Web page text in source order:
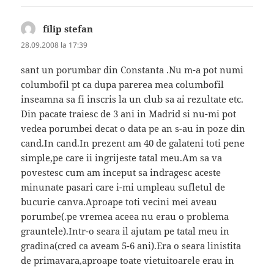
filip stefan
28.09.2008 la 17:39
sant un porumbar din Constanta .Nu m-a pot numi
columbofil pt ca dupa parerea mea columbofil
inseamna sa fi inscris la un club sa ai rezultate etc.
Din pacate traiesc de 3 ani in Madrid si nu-mi pot
vedea porumbei decat o data pe an s-au in poze din
cand.In cand.In prezent am 40 de galateni toti pene
simple,pe care ii ingrijeste tatal meu.Am sa va
povestesc cum am inceput sa indragesc aceste
minunate pasari care i-mi umpleau sufletul de
bucurie canva.Aproape toti vecini mei aveau
porumbe(.pe vremea aceea nu erau o problema
grauntele).Intr-o seara il ajutam pe tatal meu in
gradina(cred ca aveam 5-6 ani).Era o seara linistita
de primavara,aproape toate vietuitoarele erau in